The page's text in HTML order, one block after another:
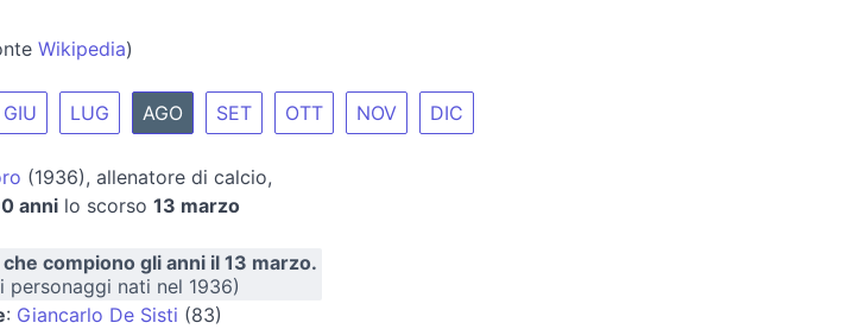
Wikipedia)
GIU LUG AGO SET OTT NOV DIC
(1936), allenatore di calcio,
anni lo scorso 13 marzo
compiono gli anni il 13 marzo.
personaggi nati nel 1936)
: Giancarlo De Sisti (83)